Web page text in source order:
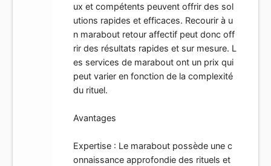
ux et compétents peuvent offrir des sol
utions rapides et efficaces. Recourir à u
n marabout retour affectif peut donc off
rir des résultats rapides et sur mesure. L
es services de marabout ont un prix qui
peut varier en fonction de la complexité
du rituel.
Avantages
Expertise : Le marabout possède une c
onnaissance approfondie des rituels et